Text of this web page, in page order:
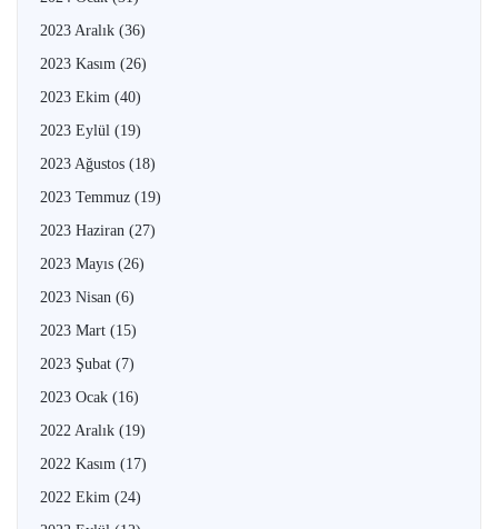
2023 Aralık (36)
2023 Kasım (26)
2023 Ekim (40)
2023 Eylül (19)
2023 Ağustos (18)
2023 Temmuz (19)
2023 Haziran (27)
2023 Mayıs (26)
2023 Nisan (6)
2023 Mart (15)
2023 Şubat (7)
2023 Ocak (16)
2022 Aralık (19)
2022 Kasım (17)
2022 Ekim (24)